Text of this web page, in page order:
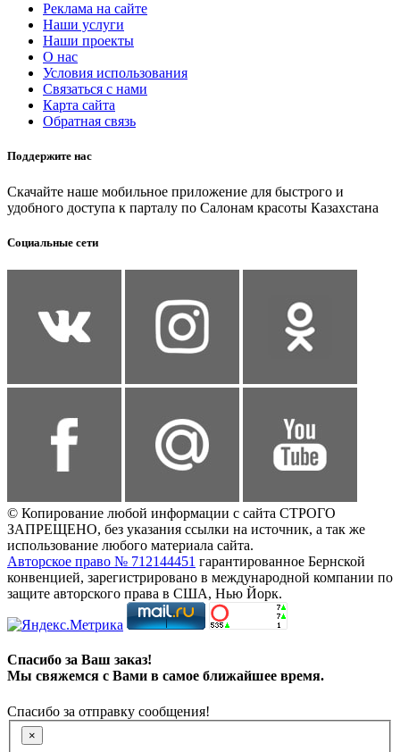
Реклама на сайте
Наши услуги
Наши проекты
О нас
Условия использования
Связаться с нами
Карта сайта
Обратная связь
Поддержите нас
Скачайте наше мобильное приложение для быстрого и
удобного доступа к парталу по Салонам красоты Казахстана
Социальные сети
© Копирование любой информации с сайта СТРОГО
ЗАПРЕЩЕНО, без указания ссылки на источник, а так же
использование любого материала сайта.
Авторское право № 712144451 гарантированное Бернской
конвенцией, зарегистрировано в международной компании по
защите авторского права в США, Нью Йорк.
Спасибо за Ваш заказ!
Мы свяжемся с Вами в самое ближайшее время.
Спасибо за отправку сообщения!
×